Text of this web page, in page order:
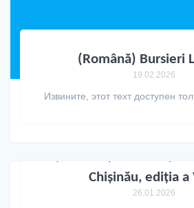
(Română) Bursieri
19.02.2026
Извините, этот техт доступен
Chișinău, ediția a
26.01.2026